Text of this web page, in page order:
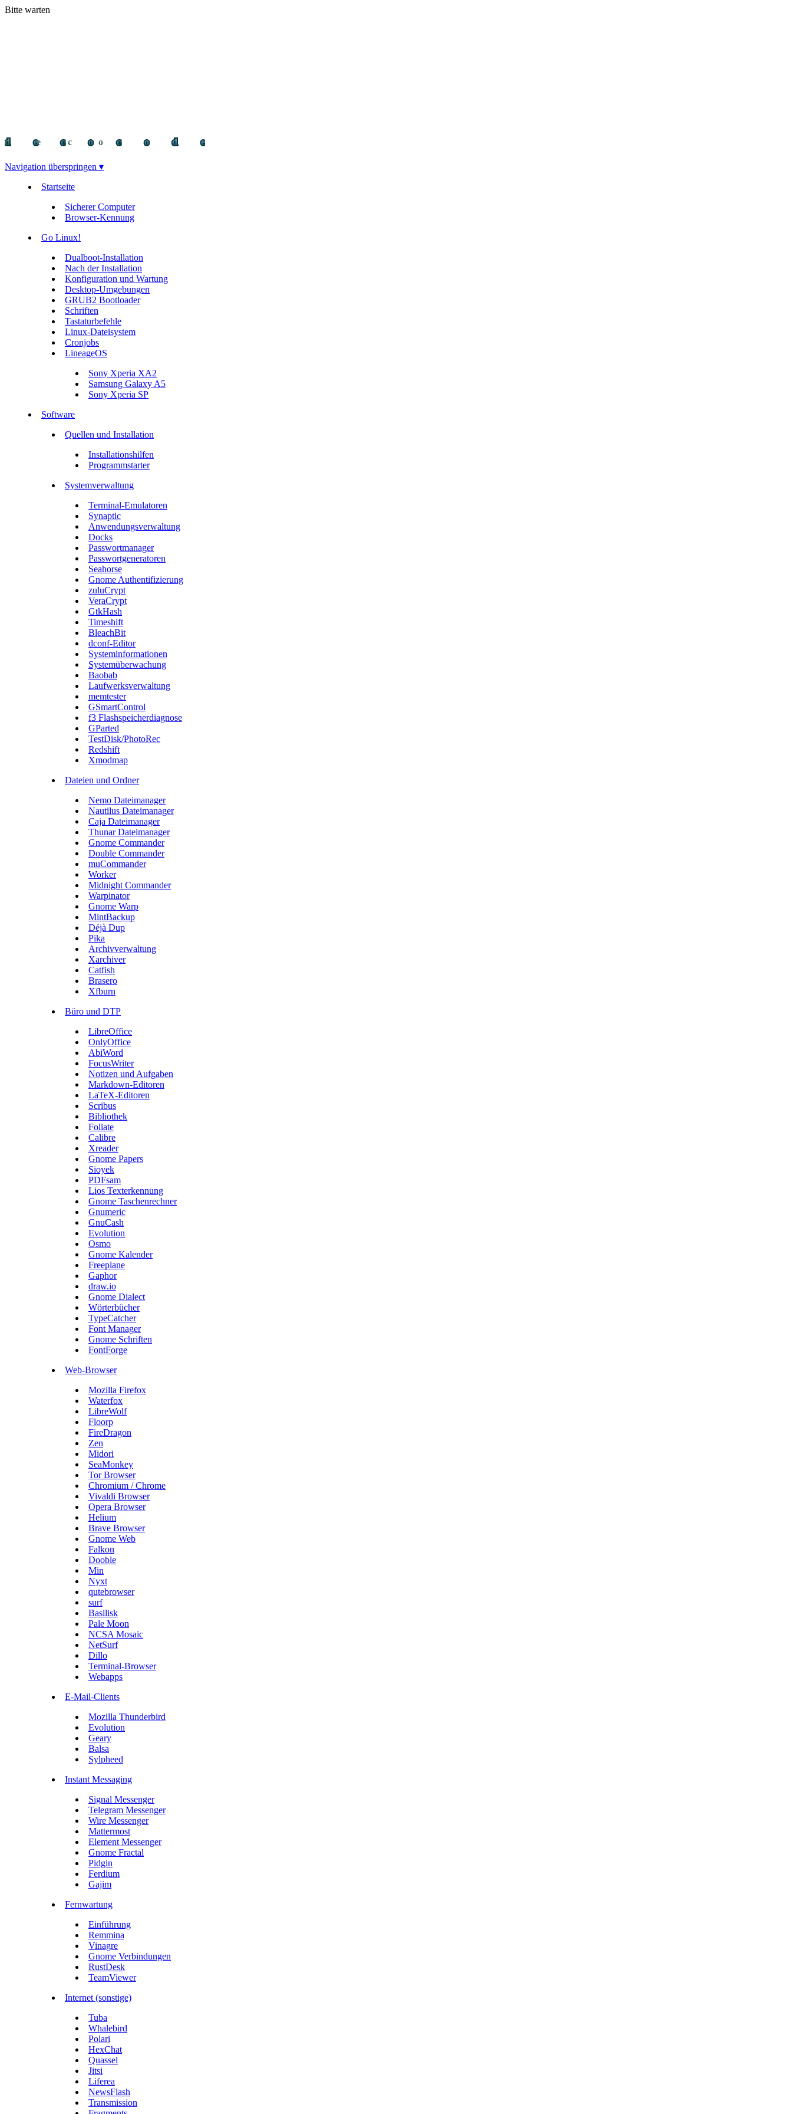
Bitte warten
decocode
decocode
deco
Navigation überspringen ▾
Startseite
Sicherer Computer
Browser-Kennung
Go Linux!
Dualboot-Installation
Nach der Installation
Konfiguration und Wartung
Desktop-Umgebungen
GRUB2 Bootloader
Schriften
Tastaturbefehle
Linux-Dateisystem
Cronjobs
LineageOS
Sony Xperia XA2
Samsung Galaxy A5
Sony Xperia SP
Software
Quellen und Installation
Installationshilfen
Programmstarter
Systemverwaltung
Terminal-Emulatoren
Synaptic
Anwendungsverwaltung
Docks
Passwortmanager
Passwortgeneratoren
Seahorse
Gnome Authentifizierung
zuluCrypt
VeraCrypt
GtkHash
Timeshift
BleachBit
dconf-Editor
Systeminformationen
Systemüberwachung
Baobab
Laufwerksverwaltung
memtester
GSmartControl
f3 Flashspeicherdiagnose
GParted
TestDisk/PhotoRec
Redshift
Xmodmap
Dateien und Ordner
Nemo Dateimanager
Nautilus Dateimanager
Caja Dateimanager
Thunar Dateimanager
Gnome Commander
Double Commander
muCommander
Worker
Midnight Commander
Warpinator
Gnome Warp
MintBackup
Déjà Dup
Pika
Archivverwaltung
Xarchiver
Catfish
Brasero
Xfburn
Büro und DTP
LibreOffice
OnlyOffice
AbiWord
FocusWriter
Notizen und Aufgaben
Markdown-Editoren
LaTeX-Editoren
Scribus
Bibliothek
Foliate
Calibre
Xreader
Gnome Papers
Sioyek
PDFsam
Lios Texterkennung
Gnome Taschenrechner
Gnumeric
GnuCash
Evolution
Osmo
Gnome Kalender
Freeplane
Gaphor
draw.io
Gnome Dialect
Wörterbücher
TypeCatcher
Font Manager
Gnome Schriften
FontForge
Web-Browser
Mozilla Firefox
Waterfox
LibreWolf
Floorp
FireDragon
Zen
Midori
SeaMonkey
Tor Browser
Chromium / Chrome
Vivaldi Browser
Opera Browser
Helium
Brave Browser
Gnome Web
Falkon
Dooble
Min
Nyxt
qutebrowser
surf
Basilisk
Pale Moon
NCSA Mosaic
NetSurf
Dillo
Terminal-Browser
Webapps
E-Mail-Clients
Mozilla Thunderbird
Evolution
Geary
Balsa
Sylpheed
Instant Messaging
Signal Messenger
Telegram Messenger
Wire Messenger
Mattermost
Element Messenger
Gnome Fractal
Pidgin
Ferdium
Gajim
Fernwartung
Einführung
Remmina
Vinagre
Gnome Verbindungen
RustDesk
TeamViewer
Internet (sonstige)
Tuba
Whalebird
Polari
HexChat
Quassel
Jitsi
Liferea
NewsFlash
Transmission